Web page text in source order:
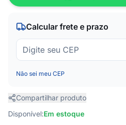
Calcular frete e prazo
Não sei meu CEP
Compartilhar produto
Disponível:Em estoque